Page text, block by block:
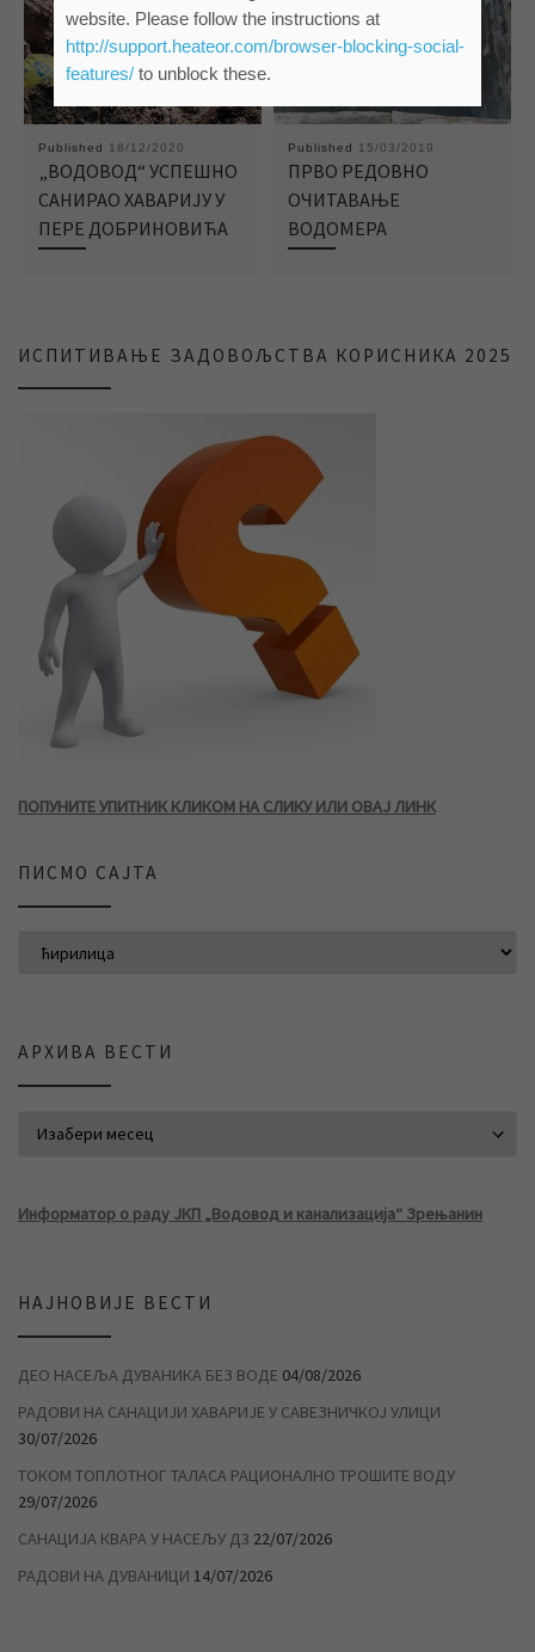
Published 18/12/2020
„ВОДОВОД“ УСПЕШНО
САНИРАО ХАВАРИЈУ У
ПЕРЕ ДОБРИНОВИЋА
Published 15/03/2019
ПРВО РЕДОВНО
ОЧИТАВАЊЕ
ВОДОМЕРА
ИСПИТИВАЊЕ ЗАДОВОЉСТВА КОРИСНИКА 2025
ПОПУНИТЕ УПИТНИК КЛИКОМ НА СЛИКУ ИЛИ ОВАЈ ЛИНК
ПИСМО САЈТА
АРХИВА ВЕСТИ
Информатор о раду ЈКП „Водовод и канализација“ Зрењанин
НАЈНОВИЈЕ ВЕСТИ
ДЕО НАСЕЉА ДУВАНИКА БЕЗ ВОДЕ 04/08/2026
РАДОВИ НА САНАЦИЈИ ХАВАРИЈЕ У САВЕЗНИЧКОЈ УЛИЦИ
30/07/2026
ТОКОМ ТОПЛОТНОГ ТАЛАСА РАЦИОНАЛНО ТРОШИТЕ ВОДУ
29/07/2026
САНАЦИЈА КВАРА У НАСЕЉУ Д3 22/07/2026
РАДОВИ НА ДУВАНИЦИ 14/07/2026
website. Please follow the instructions at
http://support.heateor.com/browser-blocking-social-
features/to unblock these.